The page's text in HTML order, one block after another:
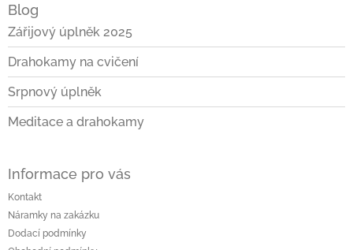
Blog
Zářijový úplněk 2025
Drahokamy na cvičení
Srpnový úplněk
Meditace a drahokamy
Informace pro vás
Kontakt
Náramky na zakázku
Dodací podmínky